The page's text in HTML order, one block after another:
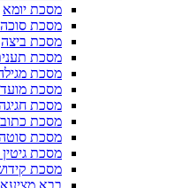
מסכת יומא
מסכת סוכה
מסכת ביצה
מסכת
מסכת
מסכת
מסכת
מסכת
מסכת
מסכת
מסכת
בבא מציעא